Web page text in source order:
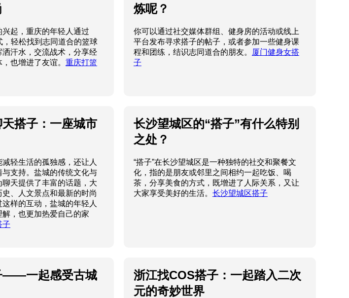
起，重庆的年轻人通过
轻松找到志同道合的篮球
汗水，交流战术，分享经
也增进了友谊。重庆打篮
炼呢？
你可以通过社交媒体群组、健身房的活动或线上
平台发布寻求搭子的帖子，或者参加一些健身课
程和团练，结识志同道合的朋友。
厦门健身女搭
子
搭子：一座城市
轻生活的孤独感，还让人
支持。盐城的传统文化与
天提供了丰富的话题，大
、人文景点和最新的时尚
样的互动，盐城的年轻人
，也更加热爱自己的家
子
长沙望城区的“搭子”有什么特别
之处？
“搭子”在长沙望城区是一种独特的社交和聚餐文
化，指的是朋友或邻里之间相约一起吃饭、喝
茶，分享美食的方式，既增进了人际关系，又让
大家享受美好的生活。 长沙望城区搭子
——一起感受古城
浙江找COS搭子：一起踏入二次
元的奇妙世界